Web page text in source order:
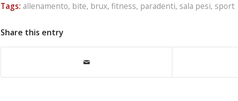
Tags: allenamento, bite, brux, fitness, paradenti, sala pesi, sport
Share this entry